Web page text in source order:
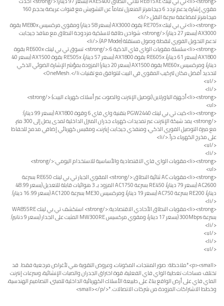
مقوي إشارة يدعم تردد 6 جيجاهرتز المنعزل تماماً عن التشويش مع قنوات عريضة بحجم 160
ميجاهرتز لمضاعفة سرعة النقل.</li>
<li><strong>تي بي لينك RE705x بقوة AX3000 (بسعر 58 دينار) ومقوي مركسيس ME80x بقوة
AX3000 (بسعر 27 دينار):</strong> شواحن طاقة لاسلكية مزدوجة النطاق مع منافذ جيجابت
تدعم التحويل الفوري لنقطة وصول مستقلة (AP Mode).</li>
<li><strong>سلسلة مقويات الواي فاي الذكية 6:</strong> تسوق تي بي لينك RE600x بقوة
AX1800 (بسعر 61 دينار)، RE605x بقوة AX1800 (بسعر 57 دينار)، RE505x بقوة AX1500 (بسعر 40
دينار)، ومركسيس ME60x بقوة AX1500 (بسعر 20 دينار) المزودة بمؤشر الإشارة الضوئي الذكي
لتحديد أفضل مكان لتركيب المقوي في البيت لتتوافق مع تقنيات OneMesh.</li>
</ul>
</li>
<li><strong>أجهزة الباورلاين (توصيل الإنترنت والصوت عبر أسلاك كهرباء البيت):</strong>
<ul>
<li><strong>كيت تي بي لينك PGW2440 بتقنية واي فاي 6 وقوة AX1800 (بسعر 99 دينار):
</strong> يمد شبكة الإنترنت عبر تمديدات كهرباء جدران المنزل الداخلية لمدى يصل إلى 300 متر،
مع ميزة التوصيل الفوري الذكي، ومنفذي جيجابت إيثرنت، ومقبس كهربائي إضافي مدمج للحفاظ
على مخرج الكهرباء حراً.</li>
</ul>
</li>
<li><strong>مقويات الواي فاي الاقتصادية والأساسية للاستخدام اليومي:</strong>
<ul>
<li><strong>مقويات AC ثنائية النطاق:</strong> المقوي الجبار تي بي لينك RE650 بسرعة
AC2600 (بسعر 79 دينار)، RE450 بسرعة AC1750 المزود بـ 3 هوائيات قابلة للتعديل (بسعر 48.99
دينار)، RE200 بسرعة AC750 (بسعر 19 دينار)، ومركسيس ME30 بسرعة AC1200 (بسعر 16.99 دينار).
</li>
<li><strong>مقويات النطاق الأحادي الاقتصادية:</strong> استكشف تي بي لينك WA855RE
بسرعة 300Mbps (بسعر 17 دينار)، ومقوي مركسيس MW300RE المثبت على الجدار (بسعر 9 دنانير).
</li>
</ul>
</li>
</ul>
<p><small>*ملاحظة: صور المنتجات، المكونات، وعروض التقوية هي لأغراض مرجعية فقط. قد
تختلف مساحات تغطية الواي فاي الفعلية، قوة اختراق الجدران والصبات الإنشائية، وسرعات إنترنت
الماي فاي على أرض الواقع بناءً على طبيعة الأسلاك الكهربائية الداخلية للمبنى، التصاميم الهندسية،
وخطط الاشتراكات المزودة من شركات الاتصالات.*</small></p>